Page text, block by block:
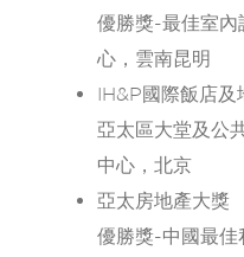
優勝獎-最佳室
心，雲南昆明
IH&P國際飯店及
亞太區大堂及公
中心，北京
亞太房地產大獎
優勝獎-中國最